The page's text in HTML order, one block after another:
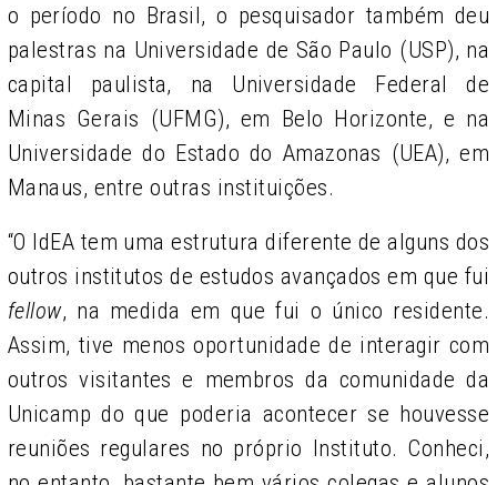
o período no Brasil, o pesquisador também deu
palestras na Universidade de São Paulo (USP), na
capital paulista, na Universidade Federal de
Minas Gerais (UFMG), em Belo Horizonte, e na
Universidade do Estado do Amazonas (UEA), em
Manaus, entre outras instituições.
“O IdEA tem uma estrutura diferente de alguns dos
outros institutos de estudos avançados em que fui
fellow, na medida em que fui o único residente.
Assim, tive menos oportunidade de interagir com
outros visitantes e membros da comunidade da
Unicamp do que poderia acontecer se houvesse
reuniões regulares no próprio Instituto. Conheci,